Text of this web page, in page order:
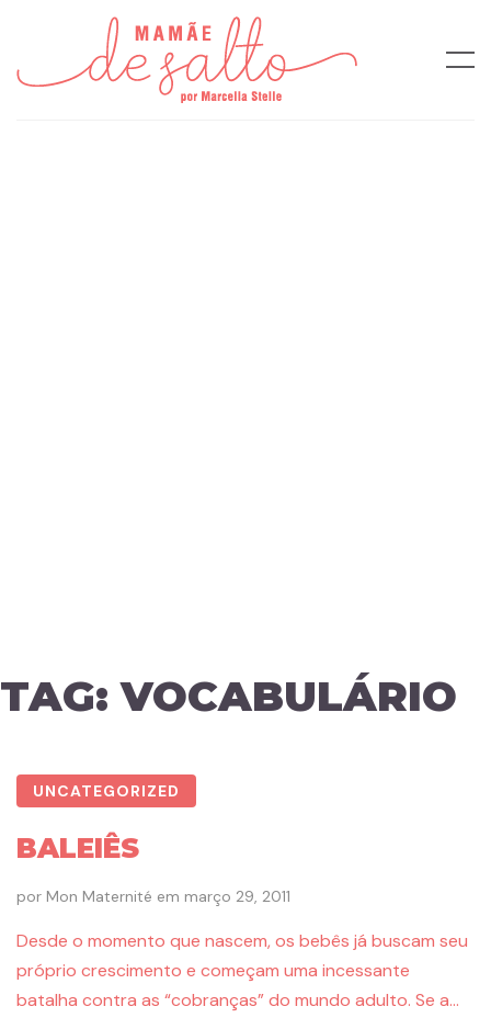
TAG:VOCABULÁRIO
UNCATEGORIZED
BALEIÊS
por Mon Maternité em março 29, 2011
Desde o momento que nascem, os bebês já buscam seu
próprio crescimento e começam uma incessante
batalha contra as “cobranças” do mundo adulto. Se a…